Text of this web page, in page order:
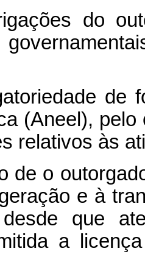
do
de
(Aneel),
relativos às
de o
e à
desde que
a